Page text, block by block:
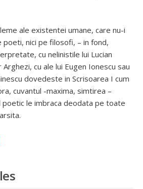
ale existentei umane, care nu-i
poeti, nici pe filosofi, – in fond,
cu nelinistile lui Lucian
cu ale lui Eugen Ionescu sau
dovedeste in Scrisoarea I cum
cuvantul -maxima, simtirea –
le imbraca deodata pe toate